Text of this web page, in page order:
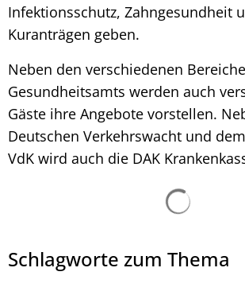
Infektionsschutz, Zahngesundheit
Kuranträgen geben.
Neben den verschiedenen
Gesundheitsamts werden auch
Gäste ihre Angebote vorstellen.
Deutschen Verkehrswacht und
VdK wird auch die DAK
Schlagworte zum Thema